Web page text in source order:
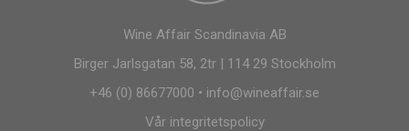
Wine Affair Scandinavia AB
Birger Jarlsgatan 58, 2tr | 114 29 Stockholm
+46 (0) 86677000 • info@wineaffair.se
Vår integritetspolicy